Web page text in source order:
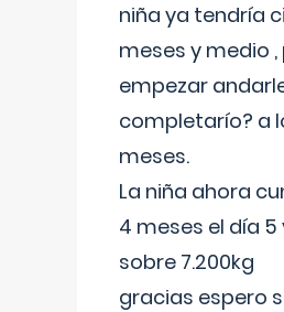
niña ya tendría
meses y medio
empezar
completarío? a
meses.
La niña ahora
4 meses el día 5
sobre 7.200kg
gracias espero